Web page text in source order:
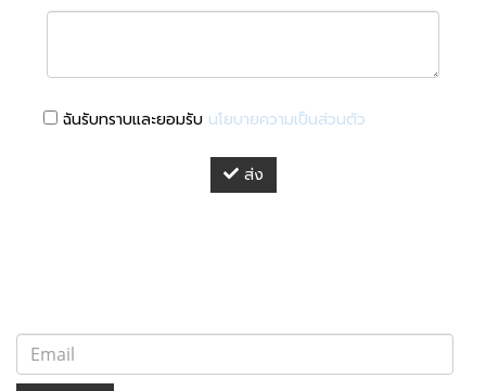
ฉันรับทราบและยอมรับ นโยบายความเป็นส่วนตัว
ส่ง